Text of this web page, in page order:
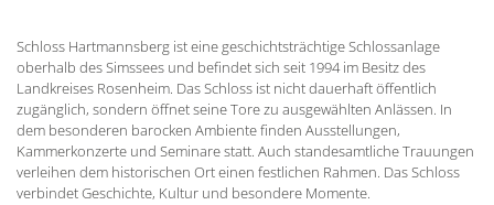
Schloss Hartmannsberg ist eine geschichtsträchtige Schlossanlage
oberhalb des Simssees und befindet sich seit 1994 im Besitz des
Landkreises Rosenheim. Das Schloss ist nicht dauerhaft öffentlich
zugänglich, sondern öffnet seine Tore zu ausgewählten Anlässen. In
dem besonderen barocken Ambiente finden Ausstellungen,
Kammerkonzerte und Seminare statt. Auch standesamtliche Trauungen
verleihen dem historischen Ort einen festlichen Rahmen. Das Schloss
verbindet Geschichte, Kultur und besondere Momente.